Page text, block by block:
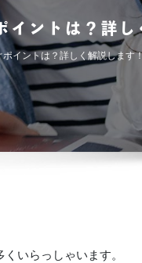
ントは？詳し
イントは？詳しく解説します
いらっしゃいます。